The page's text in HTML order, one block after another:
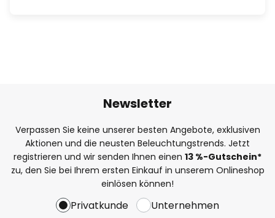
Newsletter
Verpassen Sie keine unserer besten Angebote, exklusiven
Aktionen und die neusten Beleuchtungstrends. Jetzt
registrieren und wir senden Ihnen einen 13 %-Gutschein*
zu, den Sie bei Ihrem ersten Einkauf in unserem Onlineshop
einlösen können!
Privatkunde Unternehmen